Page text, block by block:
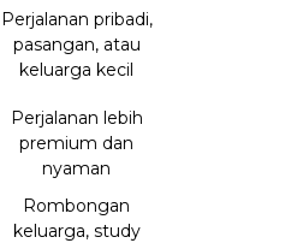
Perjalanan pribadi,
pasangan, atau
keluarga kecil
Perjalanan lebih
premium dan
nyaman
Rombongan
keluarga, study